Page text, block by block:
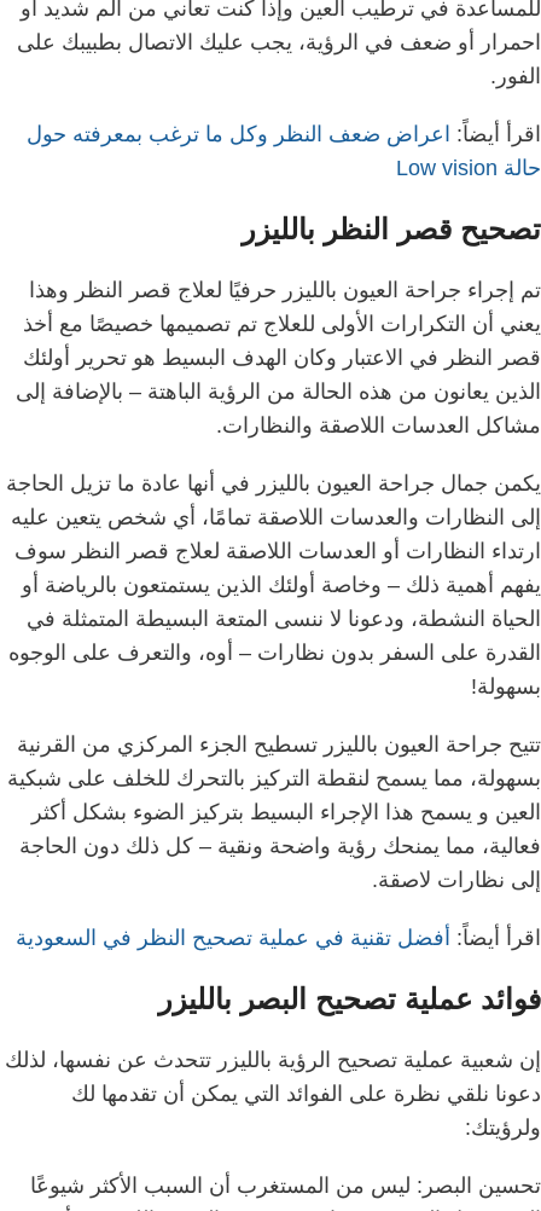
للمساعدة في ترطيب العين وإذا كنت تعاني من ألم شديد أو
احمرار أو ضعف في الرؤية، يجب عليك الاتصال بطبيبك على
الفور.
اقرأ أيضاً: اعراض ضعف النظر وكل ما ترغب بمعرفته حول
حالة Low vision
تصحيح قصر النظر بالليزر
تم إجراء جراحة العيون بالليزر حرفيًا لعلاج قصر النظر وهذا
يعني أن التكرارات الأولى للعلاج تم تصميمها خصيصًا مع أخذ
قصر النظر في الاعتبار وكان الهدف البسيط هو تحرير أولئك
الذين يعانون من هذه الحالة من الرؤية الباهتة – بالإضافة إلى
مشاكل العدسات اللاصقة والنظارات.
يكمن جمال جراحة العيون بالليزر في أنها عادة ما تزيل الحاجة
إلى النظارات والعدسات اللاصقة تمامًا، أي شخص يتعين عليه
ارتداء النظارات أو العدسات اللاصقة لعلاج قصر النظر سوف
يفهم أهمية ذلك – وخاصة أولئك الذين يستمتعون بالرياضة أو
الحياة النشطة، ودعونا لا ننسى المتعة البسيطة المتمثلة في
القدرة على السفر بدون نظارات – أوه، والتعرف على الوجوه
بسهولة!
تتيح جراحة العيون بالليزر تسطيح الجزء المركزي من القرنية
بسهولة، مما يسمح لنقطة التركيز بالتحرك للخلف على شبكية
العين و يسمح هذا الإجراء البسيط بتركيز الضوء بشكل أكثر
فعالية، مما يمنحك رؤية واضحة ونقية – كل ذلك دون الحاجة
إلى نظارات لاصقة.
اقرأ أيضاً: أفضل تقنية في عملية تصحيح النظر في السعودية
فوائد عملية تصحيح البصر بالليزر
إن شعبية عملية تصحيح الرؤية بالليزر تتحدث عن نفسها، لذلك
دعونا نلقي نظرة على الفوائد التي يمكن أن تقدمها لك
ولرؤيتك:
تحسين البصر: ليس من المستغرب أن السبب الأكثر شيوعًا